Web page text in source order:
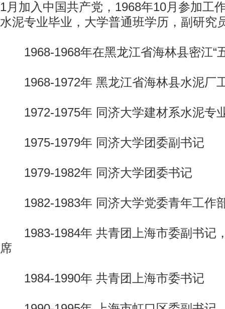
1月加入中国共产党，1968年10月参加工
水泥专业毕业，大学普通班学历，副研究
1968-1968年在黑龙江省海林县密江“
1968-1972年 黑龙江省海林县水泥厂
1972-1975年 同济大学建材系水泥专
1975-1979年 同济大学团委副书记
1979-1982年 同济大学团委书记
1982-1983年 同济大学党委青年工作
1983-1984年 共青团上海市委副书记
席
1984-1990年 共青团上海市委书记